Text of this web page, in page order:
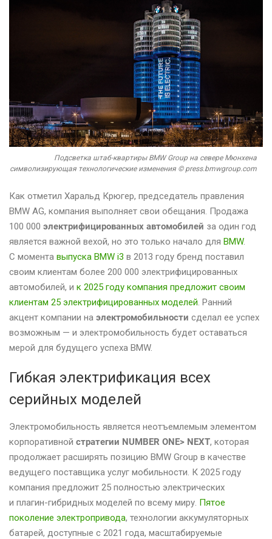
Подсветка штаб-квартиры BMW Group на севере Мюнхена
символизирующая технологические изменения © press.bmwgroup.com
Как отметил Харальд Крюгер, председатель правления
BMW AG, компания выполняет свои обещания. Продажа
100 000 электрифицированных автомобилей за один год
является важной вехой, но это только начало для BMW.
С момента выпуска BMW i3 в 2013 году бренд поставил
своим клиентам более 200 000 электрифицированных
автомобилей, и к 2025 году компания предложит своим
клиентам 25 электрифицированных моделей. Ранний
акцент компании на электромобильности сделал ее успех
возможным — и электромобильность будет оставаться
мерой для будущего успеха BMW.
Гибкая электрификация всех
серийных моделей
Электромобильность является неотъемлемым элементом
корпоративной стратегии NUMBER ONE> NEXT, которая
продолжает расширять позицию BMW Group в качестве
ведущего поставщика услуг мобильности. К 2025 году
компания предложит 25 полностью электрических
и плагин-гибридных моделей по всему миру. Пятое
поколение электропривода, технологии аккумуляторных
батарей, доступные с 2021 года, масштабируемые